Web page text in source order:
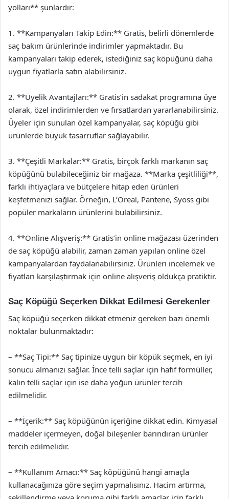
yolları** şunlardır:
1. **Kampanyaları Takip Edin:** Gratis, belirli dönemlerde
saç bakım ürünlerinde indirimler yapmaktadır. Bu
kampanyaları takip ederek, istediğiniz saç köpüğünü daha
uygun fiyatlarla satın alabilirsiniz.
2. **Üyelik Avantajları:** Gratis’in sadakat programına üye
olarak, özel indirimlerden ve fırsatlardan yararlanabilirsiniz.
Üyeler için sunulan özel kampanyalar, saç köpüğü gibi
ürünlerde büyük tasarruflar sağlayabilir.
3. **Çeşitli Markalar:** Gratis, birçok farklı markanın saç
köpüğünü bulabileceğiniz bir mağaza. **Marka çeşitliliği**,
farklı ihtiyaçlara ve bütçelere hitap eden ürünleri
keşfetmenizi sağlar. Örneğin, L’Oreal, Pantene, Syoss gibi
popüler markaların ürünlerini bulabilirsiniz.
4. **Online Alışveriş:** Gratis’in online mağazası üzerinden
de saç köpüğü alabilir, zaman zaman yapılan online özel
kampanyalardan faydalanabilirsiniz. Ürünleri incelemek ve
fiyatları karşılaştırmak için online alışveriş oldukça pratiktir.
Saç Köpüğü Seçerken Dikkat Edilmesi Gerekenler
Saç köpüğü seçerken dikkat etmeniz gereken bazı önemli
noktalar bulunmaktadır:
– **Saç Tipi:** Saç tipinize uygun bir köpük seçmek, en iyi
sonucu almanızı sağlar. İnce telli saçlar için hafif formüller,
kalın telli saçlar için ise daha yoğun ürünler tercih
edilmelidir.
– **İçerik:** Saç köpüğünün içeriğine dikkat edin. Kimyasal
maddeler içermeyen, doğal bileşenler barındıran ürünler
tercih edilmelidir.
– **Kullanım Amacı:** Saç köpüğünü hangi amaçla
kullanacağınıza göre seçim yapmalısınız. Hacim artırma,